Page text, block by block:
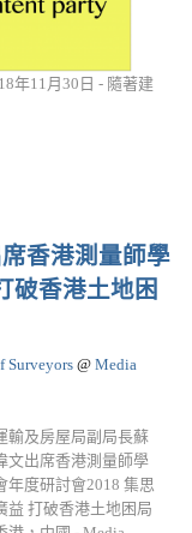
年11月30日 - 隨著建
香港測量師學
破香港土地困
Surveyors @ Media
輸及房屋局副局長蘇
文出席香港測量師學
年度研討會2018 集思
益 打破香港土地困局